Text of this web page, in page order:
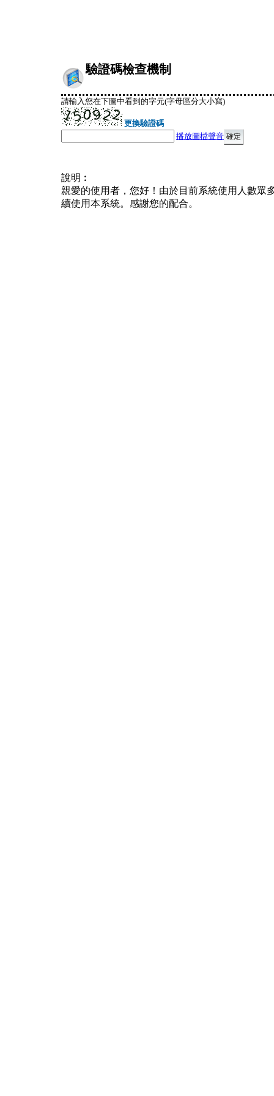
驗證碼檢查機制
請輸入您在下圖中看到的字元(字母區分大小寫)
更換驗證碼
播放圖檔聲音
說明︰
親愛的使用者，您好！由於目前系統使用人數眾
續使用本系統。感謝您的配合。